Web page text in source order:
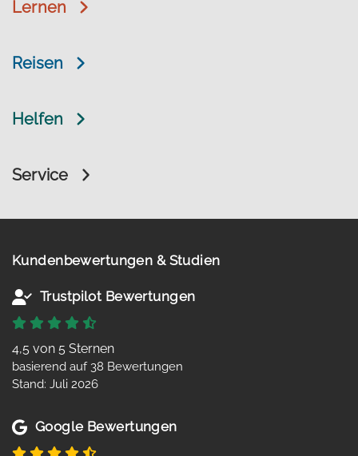
Lernen
Reisen
Helfen
Service
Kundenbewertungen & Studien
Trustpilot Bewertungen
4,5 von 5 Sternen
basierend auf 38 Bewertungen
Stand: Juli 2026
Google Bewertungen